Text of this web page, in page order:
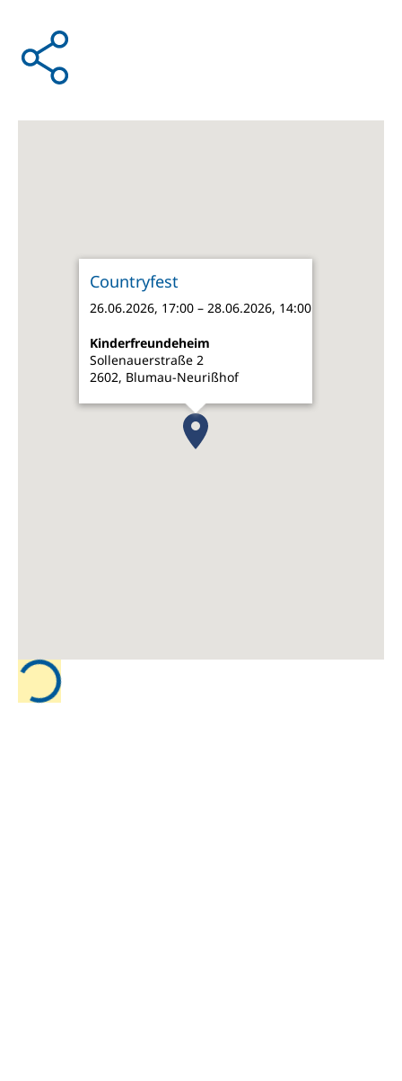
Countryfest
26.06.2026, 17:00 – 28.06.2026, 14:00
Kinderfreundeheim
Sollenauerstraße 2
2602, Blumau-Neurißhof